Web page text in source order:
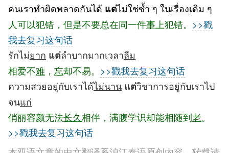
คนเราทำผิดพลาดกันได้ แต่ไม่ใช่ซ้ำ ๆ ในเรื่องเดิม ๆ
人可以犯错，但是不要总在同一件事 上犯错。 >>戳
我去复习这句话
รักไม่ยาก แต่ลำบากมากเวลาลืม
相爱不难 ， 忘却不易。 >>戳我去复习这句话
ความสวยอยู่กับเราได้ไม่นาน แต่วิชาการอยู่กับเราไป
จนแก่
俏丽容颜无法长久相伴，满腹学识却能相随到老。
>>戳我去复习这句话